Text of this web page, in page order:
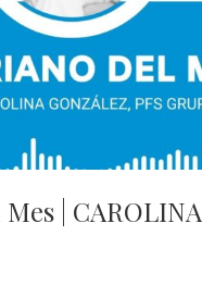
| CAROLINA